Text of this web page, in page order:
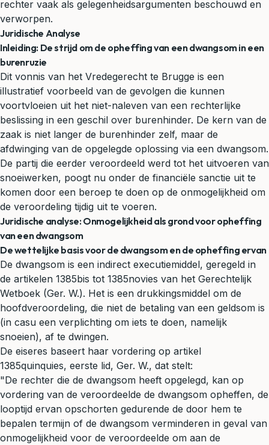
rechter vaak als gelegenheidsargumenten beschouwd en
verworpen.
Juridische Analyse
Inleiding: De strijd om de opheffing van een dwangsom in een
burenruzie
Dit vonnis van het Vredegerecht te Brugge is een
illustratief voorbeeld van de gevolgen die kunnen
voortvloeien uit het niet-naleven van een rechterlijke
beslissing in een geschil over burenhinder. De kern van de
zaak is niet langer de burenhinder zelf, maar de
afdwinging van de opgelegde oplossing via een dwangsom.
De partij die eerder veroordeeld werd tot het uitvoeren van
snoeiwerken, poogt nu onder de financiële sanctie uit te
komen door een beroep te doen op de onmogelijkheid om
de veroordeling tijdig uit te voeren.
Juridische analyse: Onmogelijkheid als grond voor opheffing
van een dwangsom
De wettelijke basis voor de dwangsom en de opheffing ervan
De dwangsom is een indirect executiemiddel, geregeld in
de artikelen 1385bis tot 1385novies van het Gerechtelijk
Wetboek (Ger. W.). Het is een drukkingsmiddel om de
hoofdveroordeling, die niet de betaling van een geldsom is
(in casu een verplichting om iets te doen, namelijk
snoeien), af te dwingen.
De eiseres baseert haar vordering op artikel
1385quinquies, eerste lid, Ger. W., dat stelt:
"De rechter die de dwangsom heeft opgelegd, kan op
vordering van de veroordeelde de dwangsom opheffen, de
looptijd ervan opschorten gedurende de door hem te
bepalen termijn of de dwangsom verminderen in geval van
onmogelijkheid voor de veroordeelde om aan de